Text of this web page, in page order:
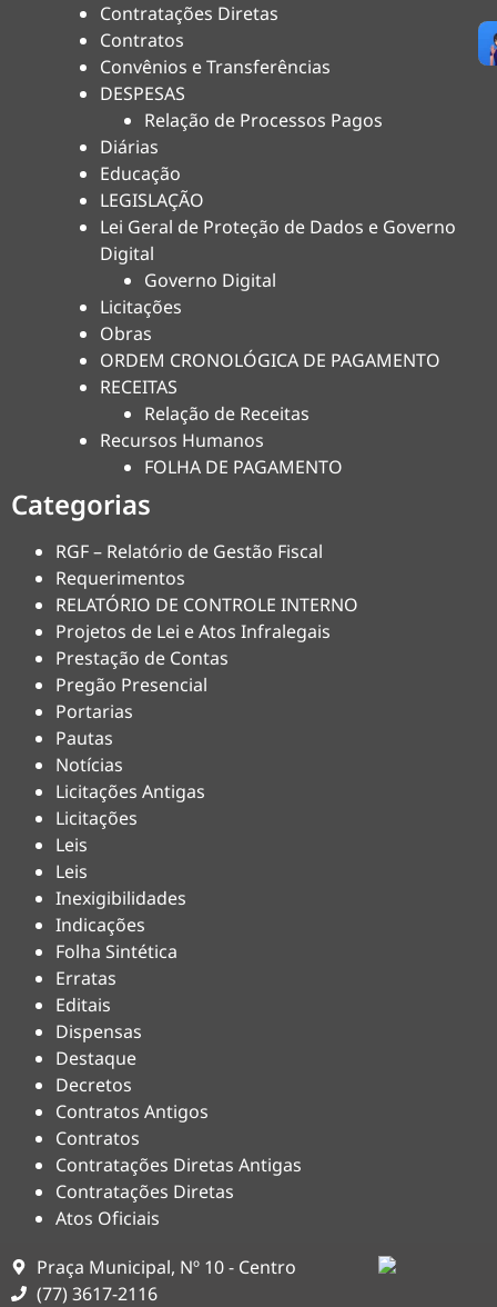
Contratações Diretas
Contratos
Convênios e Transferências
DESPESAS
Relação de Processos Pagos
Diárias
Educação
LEGISLAÇÃO
Lei Geral de Proteção de Dados e Governo
Digital
Governo Digital
Licitações
Obras
ORDEM CRONOLÓGICA DE PAGAMENTO
RECEITAS
Relação de Receitas
Recursos Humanos
FOLHA DE PAGAMENTO
Categorias
RGF – Relatório de Gestão Fiscal
Requerimentos
RELATÓRIO DE CONTROLE INTERNO
Projetos de Lei e Atos Infralegais
Prestação de Contas
Pregão Presencial
Portarias
Pautas
Notícias
Licitações Antigas
Licitações
Leis
Leis
Inexigibilidades
Indicações
Folha Sintética
Erratas
Editais
Dispensas
Destaque
Decretos
Contratos Antigos
Contratos
Contratações Diretas Antigas
Contratações Diretas
Atos Oficiais
Praça Municipal, Nº 10 - Centro
(77) 3617-2116